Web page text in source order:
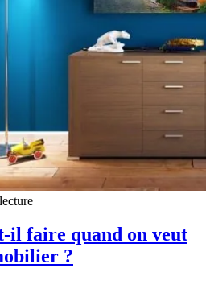
il faire quand on veut
?